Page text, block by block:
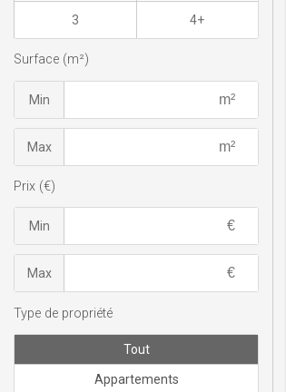
3 4+
Surface (m²)
Min
Max
Prix (€)
Min
Max
Type de propriété
Tout
Appartements